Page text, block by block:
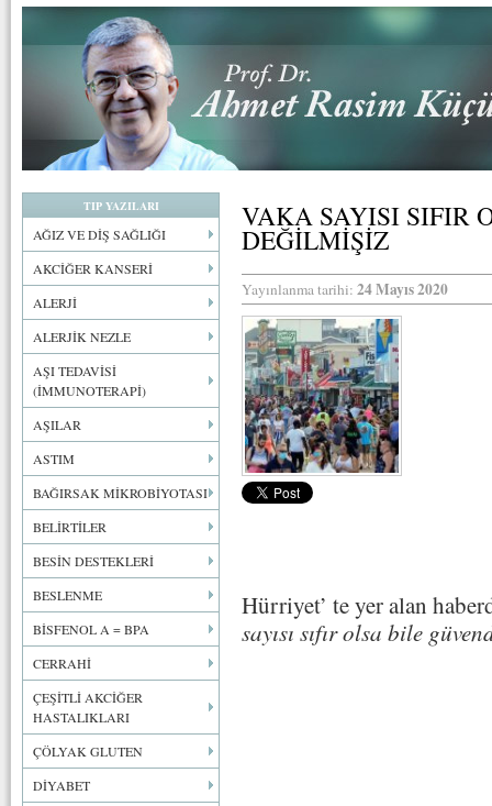
TIP YAZILARI
AĞIZ VE DİŞ SAĞLIĞI
AKCİĞER KANSERİ
ALERJİ
ALERJİK NEZLE
AŞI TEDAVİSİ
(İMMUNOTERAPİ)
AŞILAR
ASTIM
BAĞIRSAK MİKROBİYOTASI
BELİRTİLER
BESİN DESTEKLERİ
BESLENME
BİSFENOL A = BPA
CERRAHİ
ÇEŞİTLİ AKCİĞER
HASTALIKLARI
ÇÖLYAK GLUTEN
DİYABET
VAKA SAYISI SIFIR
DEĞİLMİŞİZ
Yayınlanma tarihi: 24 Mayıs 2020
Hürriyet’ te yer alan
sayısı sıfır olsa bile